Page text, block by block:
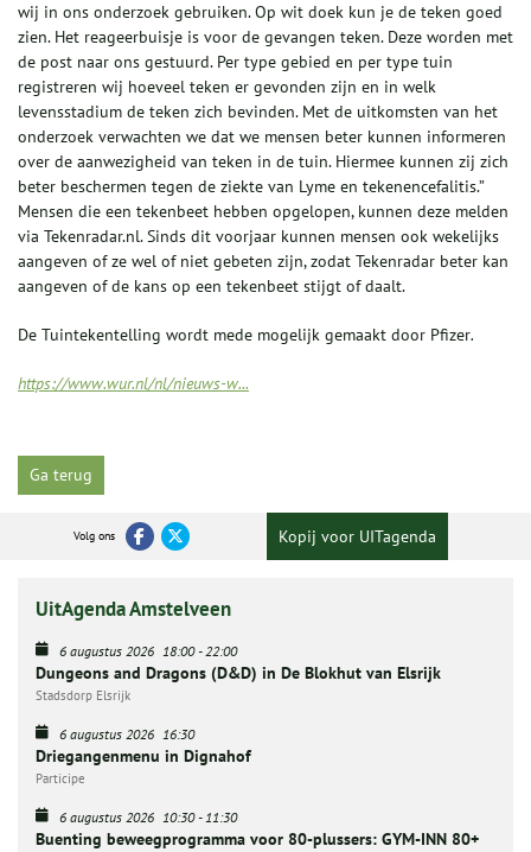
wij in ons onderzoek gebruiken. Op wit doek kun je de teken goed
zien. Het reageerbuisje is voor de gevangen teken. Deze worden met
de post naar ons gestuurd. Per type gebied en per type tuin
registreren wij hoeveel teken er gevonden zijn en in welk
levensstadium de teken zich bevinden. Met de uitkomsten van het
onderzoek verwachten we dat we mensen beter kunnen informeren
over de aanwezigheid van teken in de tuin. Hiermee kunnen zij zich
beter beschermen tegen de ziekte van Lyme en tekenencefalitis.”
Mensen die een tekenbeet hebben opgelopen, kunnen deze melden
via Tekenradar.nl. Sinds dit voorjaar kunnen mensen ook wekelijks
aangeven of ze wel of niet gebeten zijn, zodat Tekenradar beter kan
aangeven of de kans op een tekenbeet stijgt of daalt.
De Tuintekentelling wordt mede mogelijk gemaakt door Pfizer.
https://www.wur.nl/nl/nieuws-w...
Ga terug
Volg ons Kopij voor UITagenda
UitAgenda Amstelveen
6 augustus 2026 18:00-22:00
Dungeons and Dragons (D&D) in De Blokhut van Elsrijk
Stadsdorp Elsrijk
6 augustus 2026 16:30
Driegangenmenu in Dignahof
Participe
6 augustus 2026 10:30-11:30
Buenting beweegprogramma voor 80-plussers: GYM-INN 80+